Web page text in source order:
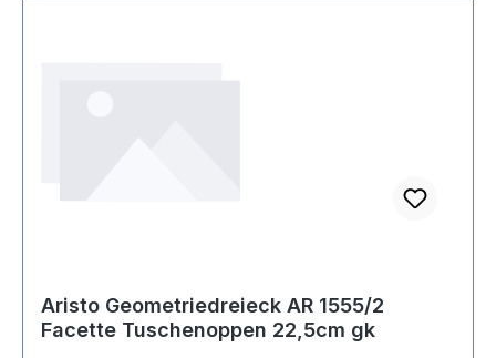
Aristo Geometriedreieck AR 1555/2
Facette Tuschenoppen 22,5cm gk